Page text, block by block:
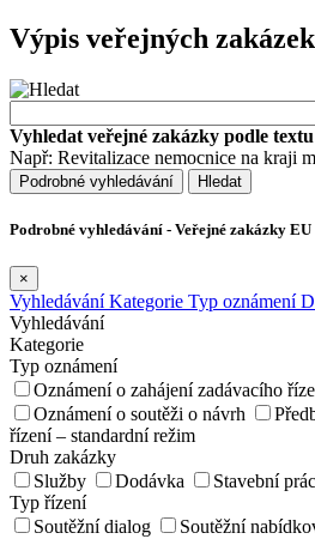
Výpis veřejných
Vyhledat veřejné zakázky podle textu
Např: Revitalizace nemocnice na kraji
Podrobné vyhledávání Hledat
Podrobné vyhledávání - Veřejné zakázky EU
×
Vyhledávání Kategorie Typ oznámení
Vyhledávání
Kategorie
Typ oznámení
Oznámení o zahájení zadávacího
Oznámení o soutěži o návrh
řízení – standardní režim
Druh zakázky
Služby
Dodávka
Stavební
Typ řízení
Soutěžní dialog
Soutěžní